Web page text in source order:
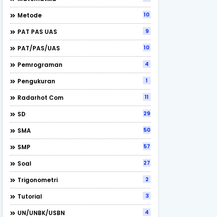
Metode 10
PAT PAS UAS 9
PAT/PAS/UAS 10
Pemrograman 4
Pengukuran 1
Radarhot Com 11
SD 29
SMA 50
SMP 57
Soal 27
Trigonometri 2
Tutorial 3
UN/UNBK/USBN 4